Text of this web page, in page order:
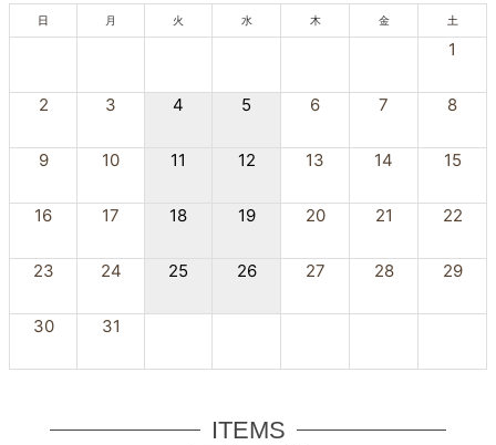
日 月 火 水 木 金 土
1
2 3 4 5 6 7 8
9 10 11 12 13 14 15
16 17 18 19 20 21 22
23 24 25 26 27 28 29
30 31
ITEMS